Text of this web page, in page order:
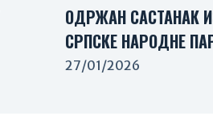
ОДРЖАН САСТАНАК
СРПСКЕ НАРОДНЕ
27/01/2026